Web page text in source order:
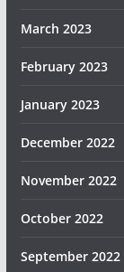
March 2023
February 2023
January 2023
December 2022
November 2022
October 2022
September 2022